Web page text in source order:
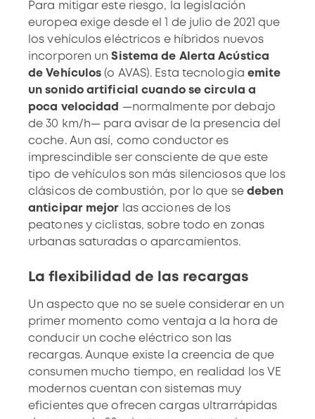
Para mitigar este riesgo, la legislación
europea exige desde el 1 de julio de 2021 que
losvehículos eléctricos e híbridos nuevos
incorporen unSistema de Alerta Acústica
de Vehículos (o AVAS). Esta tecnología emite
un sonido artificial cuando se circula a
poca velocidad —normalmente por debajo
de 30 km/h— para avisar de la presencia del
coche. Aun así, como conductor es
imprescindible ser consciente de que este
tipo de vehículos son más silenciosos que los
clásicos de combustión, por lo que se deben
anticipar mejor las acciones de los
peatones y ciclistas, sobre todo en zonas
urbanas saturadas o aparcamientos.
La flexibilidad de las recargas
Un aspecto que no se suele considerar en un
primer momento como ventaja a la hora de
conducir un coche eléctrico son las
recargas. Aunque existe la creencia de que
consumen mucho tiempo, en realidad los VE
modernos cuentan con sistemas muy
eficientes que ofrecen cargas ultrarrápidas